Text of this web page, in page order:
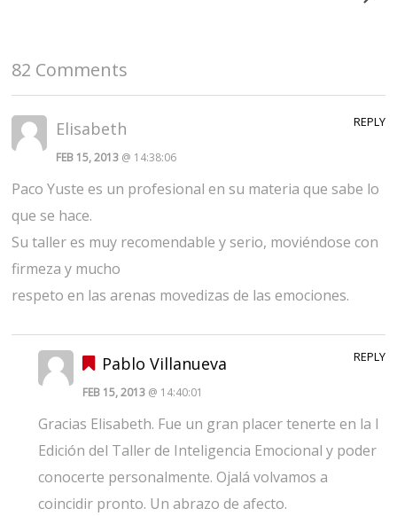
82 Comments
Elisabeth
FEB 15, 2013 @ 14:38:06
Paco Yuste es un profesional en su materia que sabe lo
que se hace.
Su taller es muy recomendable y serio, moviéndose con
firmeza y mucho
respeto en las arenas movedizas de las emociones.
REPLY
Pablo Villanueva
FEB 15, 2013 @ 14:40:01
Gracias Elisabeth. Fue un gran placer tenerte en la I
Edición del Taller de Inteligencia Emocional y poder
conocerte personalmente. Ojalá volvamos a
coincidir pronto. Un abrazo de afecto.
REPLY